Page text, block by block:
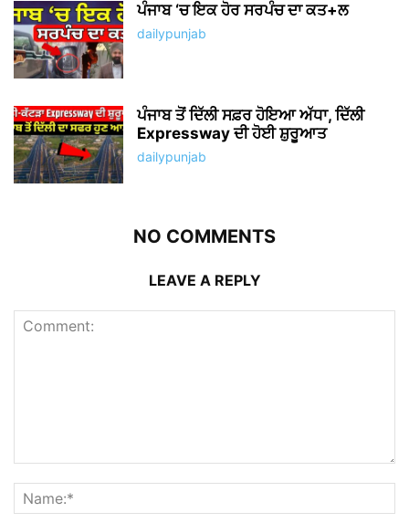
ਪੰਜਾਬ ‘ਚ ਇਕ ਹੋਰ ਸਰਪੰਚ ਦਾ ਕਤ+ਲ
dailypunjab
ਪੰਜਾਬ ਤੋਂ ਦਿੱਲੀ ਸਫ਼ਰ ਹੋਇਆ ਅੱਧਾ, ਦਿੱਲੀ
Expressway ਦੀ ਹੋਈ ਸ਼ੁਰੂਆਤ
dailypunjab
NO COMMENTS
LEAVE A REPLY